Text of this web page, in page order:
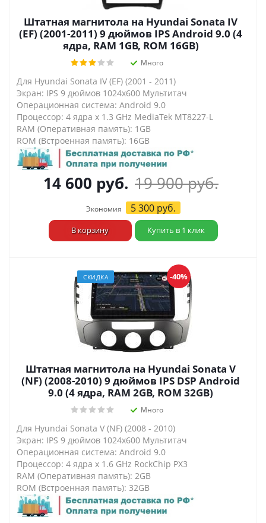
Штатная магнитола на Hyundai Sonata IV
(EF) (2001-2011) 9 дюймов IPS Android 9.0 (4
ядра, RAM 1GB, ROM 16GB)
Много
Для Hyundai Sonata IV (EF) (2001 - 2011)
Экран: IPS 9 дюймов 1024х600 Мультитач
Операционная система: Android 9.0
Процессор: 4 ядра х 1.3 GHz MediaTek MT8227-L
RAM (Оперативная память): 1GB
ROM (Встроенная память): 16GB
14 600 руб. 19 900руб.
Экономия 5 300руб.
В корзину Купить в 1 клик
СКИДКА -40%
Штатная магнитола на Hyundai Sonata V
(NF) (2008-2010) 9 дюймов IPS DSP Android
9.0 (4 ядра, RAM 2GB, ROM 32GB)
Много
Для Hyundai Sonata V (NF) (2008 - 2010)
Экран: IPS 9 дюймов 1024х600 Мультитач
Операционная система: Android 9.0
Процессор: 4 ядра х 1.6 GHz RockChip PX3
RAM (Оперативная память): 2GB
ROM (Встроенная память): 32GB